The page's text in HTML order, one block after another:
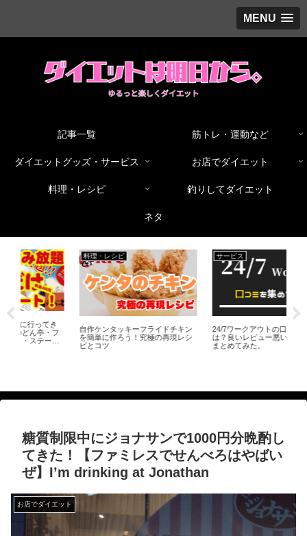
MENU
記事一覧 筋トレ・運動など
ダイエットグッズ・サービス お店でダイエット
料理・レシピ 釣りしてダイエット
ネタ
料理・レシピ
自作ケンタッキーフライドチキン
を簡単に作ろう！究極の再現レシ
ピとコツ
サービス
24/7ワークアウトの口コミと評判
は？良いレビュー悪いレビューも
糖質制限中にジョナサンで1000円分晩酌し
てきた！【ファミレスでせんべろはやばい
ぜ】I’m drinking at Jonathan
お店でダイエット